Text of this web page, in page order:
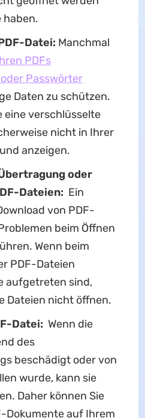
haben.
Datei: Manchmal
PDFs
Passwörter
Daten zu schützen.
eine verschlüsselte
nicht in Ihrer
anzeigen.
oder
Dateien: Ein
von PDF-
beim Öffnen
Wenn beim
PDF-Dateien
aufgetreten sind,
Dateien nicht öffnen.
Datei: Wenn die
des
beschädigt oder von
wurde, kann sie
Daher können Sie
Dokumente auf Ihrem